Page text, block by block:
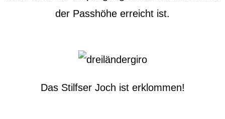
der Passhöhe erreicht ist.
Das Stilfser Joch ist erklommen!